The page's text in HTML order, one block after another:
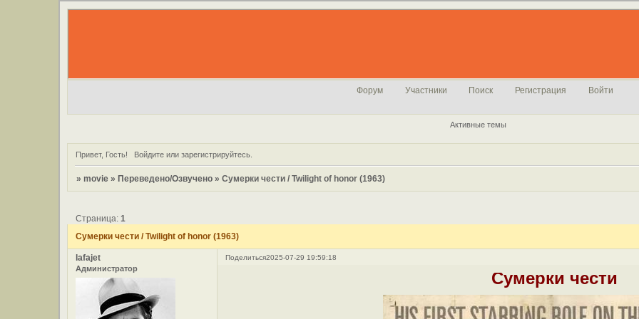
Форум Участники Поиск Регистрация Войти
Активные темы
Привет, Гость! Войдитеили зарегистрируйтесь.
»movie » Переведено/Озвучено »Сумерки чести / Twilight of honor (1963)
Сумерки чести / Twilight of honor (1963)
Страница:1
Поделиться2025-07-29 19:59:18
lafajet
Администратор Сумерки чести